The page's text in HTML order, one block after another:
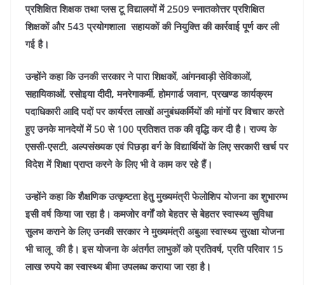
प्रशिक्षित शिक्षक तथा प्लस टू विद्यालयों में 2509 स्नातकोत्तर प्रशिक्षित
शिक्षकों और 543 प्रयोगशाला सहायकों की नियुक्ति की कार्रवाई पूर्ण कर ली
गई है।
उन्होंने कहा कि उनकी सरकार ने पारा शिक्षकों, आंगनवाड़ी सेविकाओं,
सहायिकाओं, रसोइया दीदी, मनरेगाकर्मी, होमगार्ड जवान, प्रखण्ड कार्यक्रम
पदाधिकारी आदि पदों पर कार्यरत लाखों अनुबंधकर्मियों की मांगों पर विचार करते
हुए उनके मानदेयों में 50 से 100 प्रतिशत तक की वृद्धि कर दी है। राज्य के
एससी-एसटी, अल्पसंख्यक एवं पिछड़ा वर्ग के विद्यार्थियों के लिए सरकारी खर्च पर
विदेश में शिक्षा प्राप्त करने के लिए भी वे काम कर रहे हैं।
उन्होंने कहा कि शैक्षणिक उत्कृष्टता हेतु मुख्यमंत्री फेलोशिप योजना का शुभारम्भ
इसी वर्ष किया जा रहा है। कमजोर वर्गों को बेहतर से बेहतर स्वास्थ्य सुविधा
सुलभ कराने के लिए उनकी सरकार ने मुख्यमंत्री अबुआ स्वास्थ्य सुरक्षा योजना
भी चालू की है। इस योजना के अंतर्गत लाभुकों को प्रतिवर्ष, प्रति परिवार 15
लाख रुपये का स्वास्थ्य बीमा उपलब्ध कराया जा रहा है।